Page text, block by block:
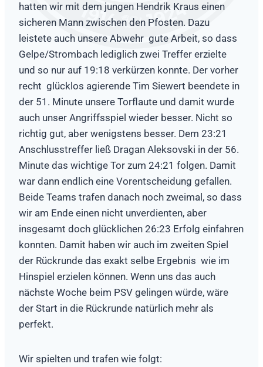
hatten wir mit dem jungen Hendrik Kraus einen
sicheren Mann zwischen den Pfosten. Dazu
leistete auch unsere Abwehr gute Arbeit, so dass
Gelpe/Strombach lediglich zwei Treffer erzielte
und so nur auf 19:18 verkürzen konnte. Der vorher
recht glücklos agierende Tim Siewert beendete in
der 51. Minute unsere Torflaute und damit wurde
auch unser Angriffsspiel wieder besser. Nicht so
richtig gut, aber wenigstens besser. Dem 23:21
Anschlusstreffer ließ Dragan Aleksovski in der 56.
Minute das wichtige Tor zum 24:21 folgen. Damit
war dann endlich eine Vorentscheidung gefallen.
Beide Teams trafen danach noch zweimal, so dass
wir am Ende einen nicht unverdienten, aber
insgesamt doch glücklichen 26:23 Erfolg einfahren
konnten. Damit haben wir auch im zweiten Spiel
der Rückrunde das exakt selbe Ergebnis wie im
Hinspiel erzielen können. Wenn uns das auch
nächste Woche beim PSV gelingen würde, wäre
der Start in die Rückrunde natürlich mehr als
perfekt.
Wir spielten und trafen wie folgt: